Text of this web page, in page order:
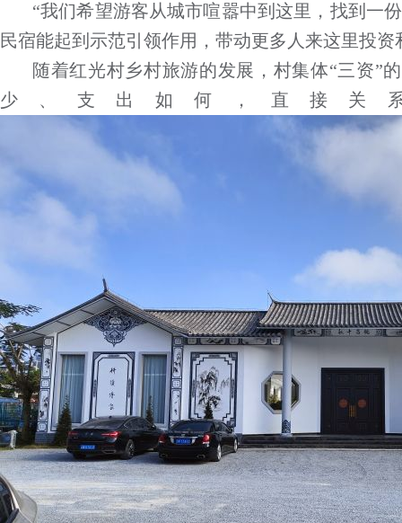
“我们希望游客从城市喧嚣中到这里，找到一
民宿能起到示范引领作用，带动更多人来这里投资
随着红光村乡村旅游的发展，村集体“三资”
少、支出如何，直接关